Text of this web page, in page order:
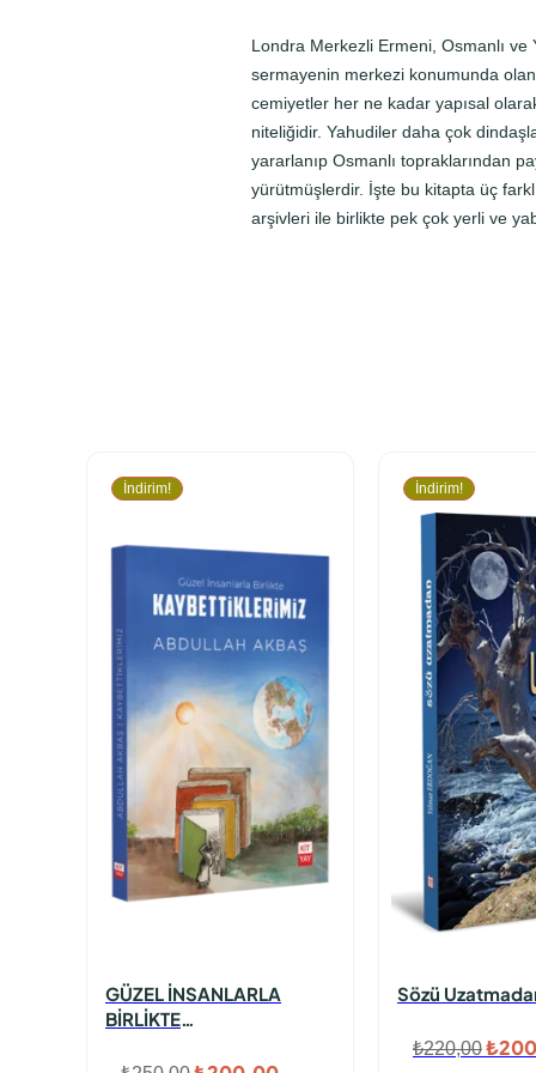
Londra Merkezli Ermeni, Osmanlı
sermayenin merkezi konumunda
cemiyetler her ne kadar yapısal
niteliğidir. Yahudiler daha çok
yararlanıp Osmanlı topraklarından
yürütmüşlerdir. İşte bu kitapta üç
arşivleri ile birlikte pek çok yerli ve
İndirim!
GÜZEL İNSANLARLA
BİRLİKTE
İndirim!
Sözü
₺220,00₺